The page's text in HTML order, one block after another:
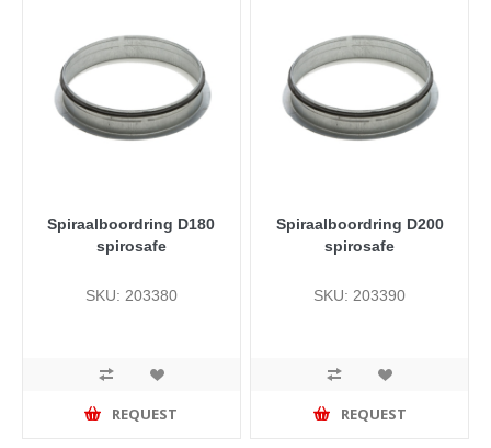
Spiraalboordring D180
spirosafe
SKU: 203380
REQUEST
Spiraalboordring D200
spirosafe
SKU: 203390
REQUEST